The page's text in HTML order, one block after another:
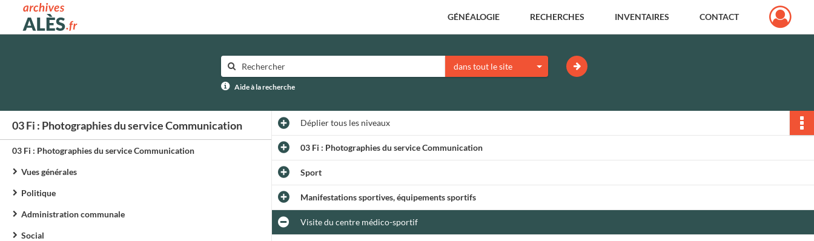
Archives municipales d'Alès GÉNÉALOGIE RECHERCHES INVENTAIRES CONTACT
dans tout le site
Aide à la recherche
03 Fi : Photographies du service Communication
03 Fi : Photographies du service Communication
Vues générales
Politique
Administration communale
Social
Dépliertous les niveaux
03 Fi : Photographies du service Communication
Sport
Manifestations sportives, équipements sportifs
Visite du centre médico-sportif